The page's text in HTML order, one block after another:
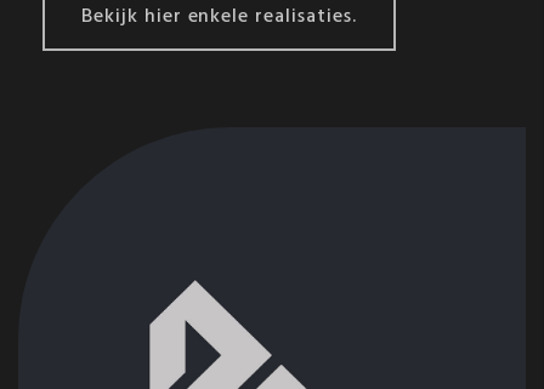
Bekijk hier enkele realisaties.